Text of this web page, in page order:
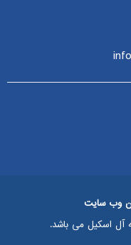
وب سایت
اسکیل می باشد.